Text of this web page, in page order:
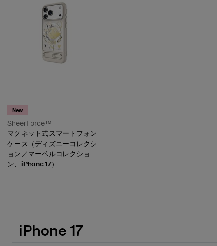
SheerForce™
New
マグネット式スマートフォン
ケース（ディズニーコレクシ
ョン／マーベルコレクショ
ン、iPhone 17）
iPhone 17